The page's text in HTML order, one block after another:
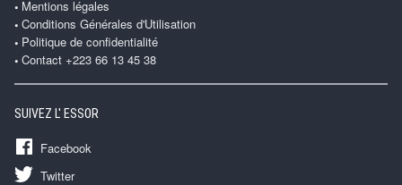
Mentions légales
Conditions Générales d'Utilisation
Politique de confidentialité
Contact +223 66 13 45 38
SUIVEZ L' ESSOR
Facebook
Twitter